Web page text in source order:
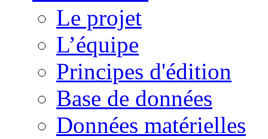
Le projet
L’équipe
Principes d'édition
Base de données
Données matérielles